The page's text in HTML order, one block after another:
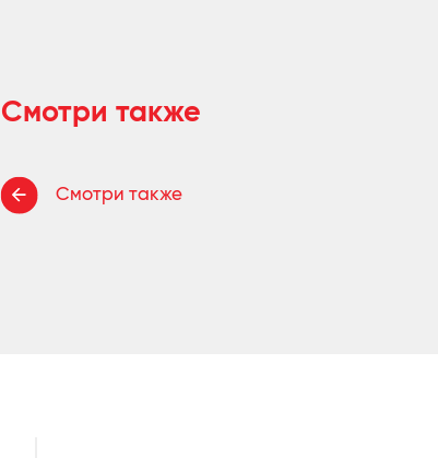
Смотри также
Смотри также